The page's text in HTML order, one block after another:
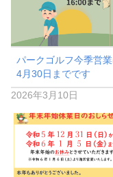
パークゴルフ今季営
4月30日までです
2026年3月10日